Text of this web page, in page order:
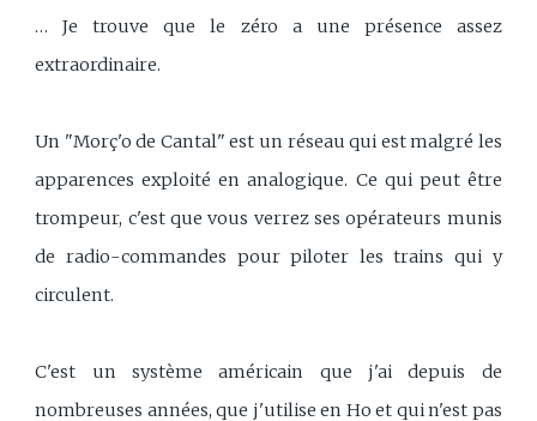
… Je trouve que le zéro a une présence assez
extraordinaire.
Un "Morç'o de Cantal" est un réseau qui est malgré les
apparences exploité en analogique. Ce qui peut être
trompeur, c'est que vous verrez ses opérateurs munis
de radio-commandes pour piloter les trains qui y
circulent.
C'est un système américain que j'ai depuis de
nombreuses années, que j'utilise en Ho et qui n'est pas